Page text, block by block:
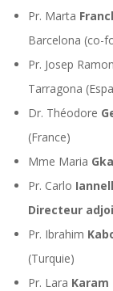
Pr. Marta
Barcelona (co-
Pr. Josep Ramon
Tarragona
Dr. Théodore
(France)
Mme Maria
Pr. Carlo
Directeur
Pr. Ibrahim
(Turquie)
Pr. Lara Karam